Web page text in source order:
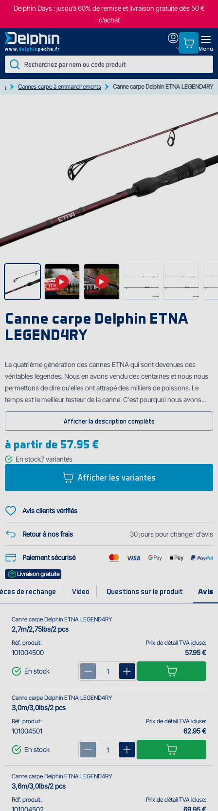
Delphin Days : jusqu’à 60% de remise et livraison gratuite dès 50 €
d’achat
Menu
Cannes carpe à emmanchements Canne carpe Delphin ETNA LEGEND4RY
Canne carpe Delphin ETNA
LEGEND4RY
La quatrième génération des cannes ETNA qui sont devenues des
véritables légendes. Nous en avons vendu des centaines et nous nous
permettons de dire qu'elles ont attrapé des milliers de poissons. Le
temps est le meilleur testeur de la canne. C'est pourquoi nous avons
nommé cette canne ETNA LEGEND4RY.
ont leur propre place dans la quatrième génération aussi. Nous voulions
quand même améliorer cette canne encore plus et nous avons ajouté
La couleur est la même, mais cette fois-ci, elle est très minimaliste —
aucun motif, aucune décor...
Afficher la description complète
Livraison gratuite
à partir de 57.95 €
En stock7variantes
Afficher les variantes
Avis clients vérifiés
Retour à nos frais 30 jours pour changer d'avis
Paiement sécurisé
de rechange Video Questions sur le produit
Réf. produit:
101004500
Canne carpe Delphin ETNA LEGEND4RY
2,7m/2,75lbs/2 pcs
Prix de détail TVA icluse:
57.95 €
En stock
Réf. produit:
101004501
Canne carpe Delphin ETNA LEGEND4RY
3,0m/3,0lbs/2 pcs
Prix de détail TVA icluse:
62.95 €
En stock
Réf. produit:
101004502
Canne carpe Delphin ETNA LEGEND4RY
3,6m/3,0lbs/2 pcs
Prix de détail TVA icluse:
69.95 €